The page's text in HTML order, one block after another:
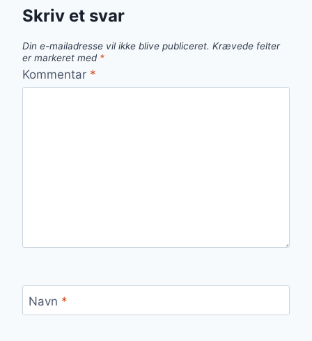
Skriv et svar
Din e-mailadresse vil ikke blive publiceret. Krævede felter
er markeret med *
Kommentar *
Navn *